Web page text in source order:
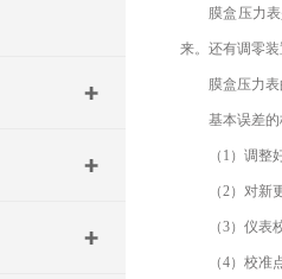
膜盒压力表是
来。还有调零
膜盒压力表
基本误差的
（1）调整好
（2）对新更
（3）仪表校
（4）校准点